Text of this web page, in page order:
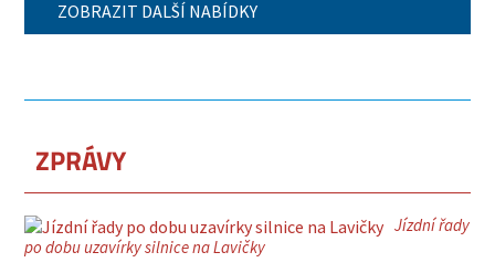
ZOBRAZIT DALŠÍ NABÍDKY
ZPRÁVY
Jízdní řady
po dobu uzavírky silnice na Lavičky